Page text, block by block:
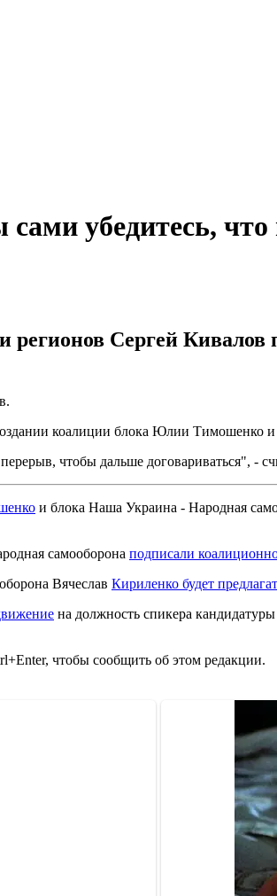
убедитесь, что
Сергей Кивалов
коалиции блока Юлии Тимошенко
чтобы дальше договариваться", -
и блока Наша Украина - Народная
самооборона подписали
Вячеслав Кириленко будет
на должность спикера
чтобы сообщить об этом редакции.